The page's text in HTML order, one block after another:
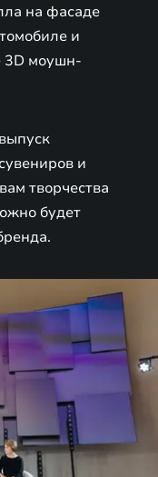
на фасаде
и
3D моушн-
и
творчества
будет